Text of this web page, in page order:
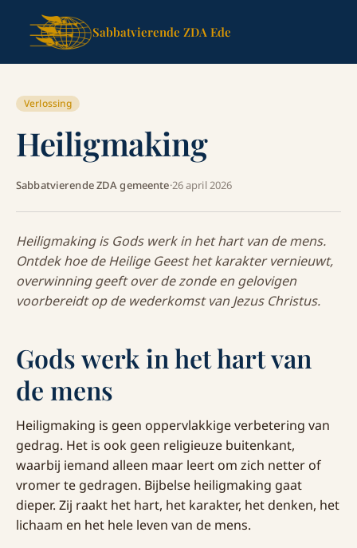
Sabbatvierende ZDA Ede
Verlossing
Heiligmaking
Sabbatvierende ZDA gemeente·26 april 2026
Heiligmaking is Gods werk in het hart van de mens.
Ontdek hoe de Heilige Geest het karakter vernieuwt,
overwinning geeft over de zonde en gelovigen
voorbereidt op de wederkomst van Jezus Christus.
Gods werk in het hart van
de mens
Heiligmaking is geen oppervlakkige verbetering van
gedrag. Het is ook geen religieuze buitenkant,
waarbij iemand alleen maar leert om zich netter of
vromer te gedragen. Bijbelse heiligmaking gaat
dieper. Zij raakt het hart, het karakter, het denken, het
lichaam en het hele leven van de mens.